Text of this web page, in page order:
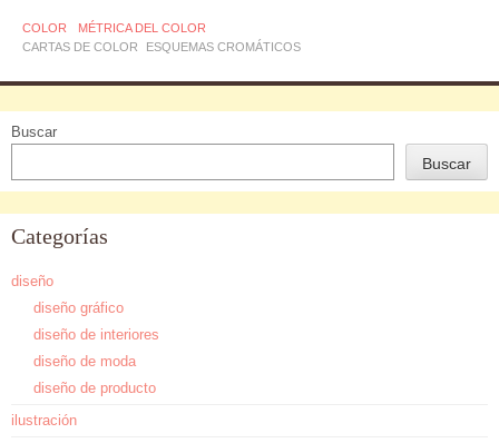
COLOR
MÉTRICA DEL COLOR
CARTAS DE COLOR
ESQUEMAS CROMÁTICOS
Buscar
Buscar
Categorías
diseño
diseño gráfico
diseño de interiores
diseño de moda
diseño de producto
ilustración